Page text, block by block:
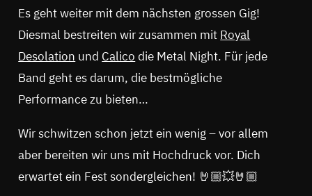
Es geht weiter mit dem nächsten grossen Gig!
Diesmal bestreiten wir zusammen mit Royal
Desolation und Calico die Metal Night. Für jede
Band geht es darum, die bestmögliche
Performance zu bieten…
Wir schwitzen schon jetzt ein wenig – vor allem
aber bereiten wir uns mit Hochdruck vor. Dich
erwartet ein Fest sondergleichen! 🤘🏼💥🤘🏼